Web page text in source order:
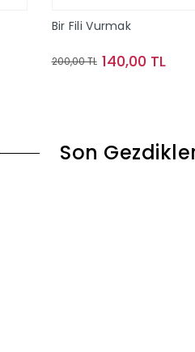
Bir Fili Vurmak
200,00 TL 140,00 TL
Son